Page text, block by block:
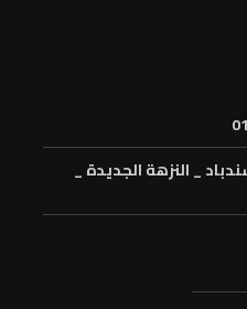
_ النزهة الجديدة _